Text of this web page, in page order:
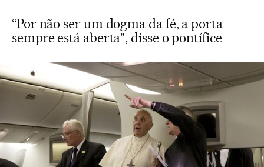
“Por não ser um dogma da fé, a porta
sempre está aberta", disse o pontífice